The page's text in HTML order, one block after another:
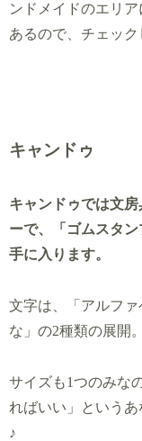
ンドメイドのエリ
あるので、チェッ
キャンドゥ
キャンドゥでは文
ーで、「ゴムスタ
手に入ります。
文字は、「アルフ
な」の2種類の展開。
サイズも1つのみな
ればいい」という
♪